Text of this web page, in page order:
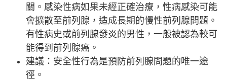
關。感染性病如果未經正確治療，性病感染可能
會擴散至前列腺，造成長期的慢性前列腺問題。
有性病史或前列腺發炎的男性，一般被認為較可
能得到前列腺癌。
建議：安全性行為是預防前列腺問題的唯一途
徑。